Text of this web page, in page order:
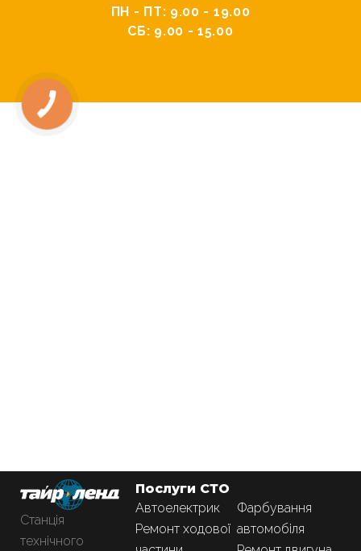
ПН - ПТ: 9.00 - 19.00
СБ: 9.00 - 15.00
Станція
технічного
Послуги СТО
Автоелектрик
Ремонт ходової
Фарбування
автомобіля